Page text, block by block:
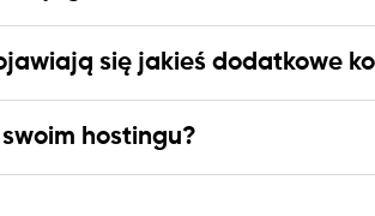
się jakieś dodatkowe
hostingu?